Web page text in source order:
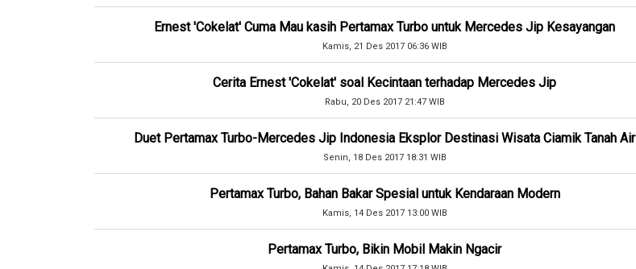
Ernest 'Cokelat' Cuma Mau kasih Pertamax Turbo untuk Mercedes Jip Kesayangan
Kamis, 21 Des 2017 06:36 WIB
Cerita Ernest 'Cokelat' soal Kecintaan terhadap Mercedes Jip
Rabu, 20 Des 2017 21:47 WIB
Duet Pertamax Turbo-Mercedes Jip Indonesia Eksplor Destinasi Wisata Ciamik Tanah Air
Senin, 18 Des 2017 18:31 WIB
Pertamax Turbo, Bahan Bakar Spesial untuk Kendaraan Modern
Kamis, 14 Des 2017 13:00 WIB
Pertamax Turbo, Bikin Mobil Makin Ngacir